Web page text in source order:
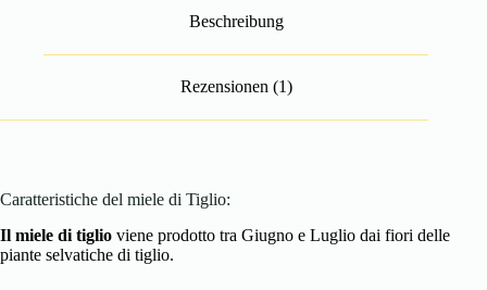
Beschreibung
Rezensionen (1)
Caratteristiche del miele di Tiglio:
Il miele di tiglio viene prodotto tra Giugno e Luglio dai fiori delle
piante selvatiche di tiglio.